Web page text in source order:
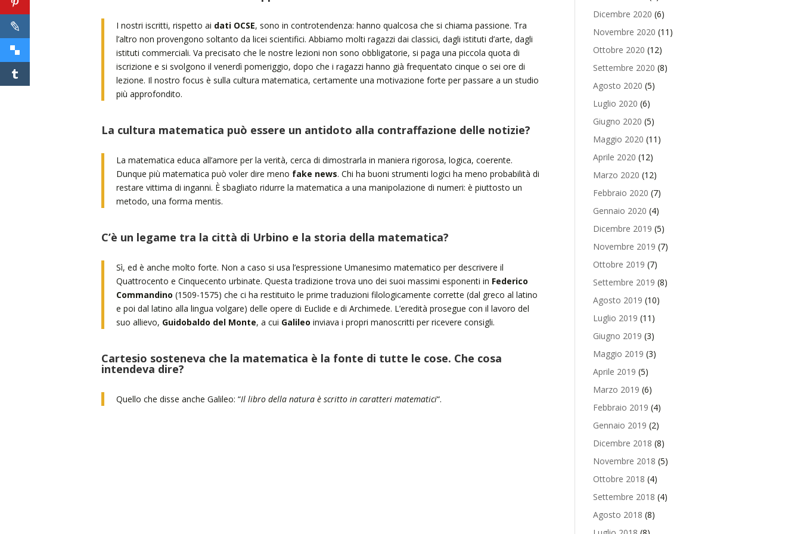
I nostri iscritti, rispetto ai dati OCSE, sono in controtendenza: hanno qualcosa che si chiama passione. Tra
l’altro non provengono soltanto da licei scientifici. Abbiamo molti ragazzi dai classici, dagli istituti d’arte, dagli
istituti commerciali. Va precisato che le nostre lezioni non sono obbligatorie, si paga una piccola quota di
iscrizione e si svolgono il venerdì pomeriggio, dopo che i ragazzi hanno già frequentato cinque o sei ore di
lezione. Il nostro focus è sulla cultura matematica, certamente una motivazione forte per passare a un studio
più approfondito.
La cultura matematica può essere un antidoto alla contraffazione delle notizie?
La matematica educa all’amore per la verità, cerca di dimostrarla in maniera rigorosa, logica, coerente.
Dunque più matematica può voler dire meno fake news. Chi ha buoni strumenti logici ha meno probabilità di
restare vittima di inganni. È sbagliato ridurre la matematica a una manipolazione di numeri: è piuttosto un
metodo, una forma mentis.
C’è un legame tra la città di Urbino e la storia della matematica?
Sì, ed è anche molto forte. Non a caso si usa l’espressione Umanesimo matematico per descrivere il
Quattrocento e Cinquecento urbinate. Questa tradizione trova uno dei suoi massimi esponenti in Federico
Commandino (1509-1575) che ci ha restituito le prime traduzioni filologicamente corrette (dal greco al latino
e poi dal latino alla lingua volgare) delle opere di Euclide e di Archimede. L’eredità prosegue con il lavoro del
suo allievo, Guidobaldo del Monte, a cui Galileo inviava i propri manoscritti per ricevere consigli.
Cartesio sosteneva che la matematica è la fonte di tutte le cose. Che cosa
intendeva dire?
Quello che disse anche Galileo: “Il libro della natura è scritto in caratteri matematici“.
Dicembre 2020 (6)
Novembre 2020 (11)
Ottobre 2020 (12)
Settembre 2020 (8)
Agosto 2020 (5)
Luglio 2020 (6)
Giugno 2020 (5)
Maggio 2020 (11)
Aprile 2020 (12)
Marzo 2020 (12)
Febbraio 2020 (7)
Gennaio 2020 (4)
Dicembre 2019 (5)
Novembre 2019 (7)
Ottobre 2019 (7)
Settembre 2019 (8)
Agosto 2019 (10)
Luglio 2019 (11)
Giugno 2019 (3)
Maggio 2019 (3)
Aprile 2019 (5)
Marzo 2019 (6)
Febbraio 2019 (4)
Gennaio 2019 (2)
Dicembre 2018 (8)
Novembre 2018 (5)
Ottobre 2018 (4)
Settembre 2018 (4)
Agosto 2018 (8)